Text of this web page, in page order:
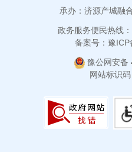
承办：济源产城融
政务服务便民热线
备案号：豫
豫公网安备
网站标识